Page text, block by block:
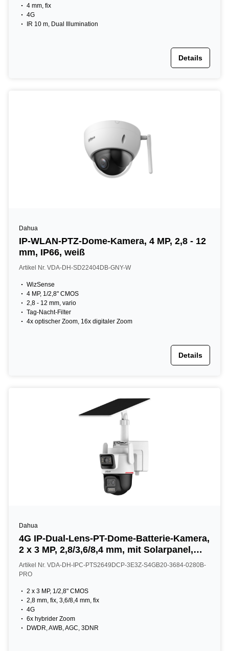
4 mm, fix
4G
IR 10 m, Dual Illumination
Details
Dahua
IP-WLAN-PTZ-Dome-Kamera, 4 MP, 2,8 - 12
mm, IP66, weiß
Artikel Nr. VDA-DH-SD22404DB-GNY-W
WizSense
4 MP, 1/2,8" CMOS
2,8 - 12 mm, vario
Tag-Nacht-Filter
4x optischer Zoom, 16x digitaler Zoom
Details
Dahua
4G IP-Dual-Lens-PT-Dome-Batterie-Kamera,
2 x 3 MP, 2,8/3,6/8,4 mm, mit Solarpanel,
IP66, weiß
Artikel Nr. VDA-DH-IPC-PTS2649DCP-3E3Z-S4GB20-3684-0280B-
PRO
2 x 3 MP, 1/2,8" CMOS
2,8 mm, fix, 3,6/8,4 mm, fix
4G
6x hybrider Zoom
DWDR, AWB, AGC, 3DNR